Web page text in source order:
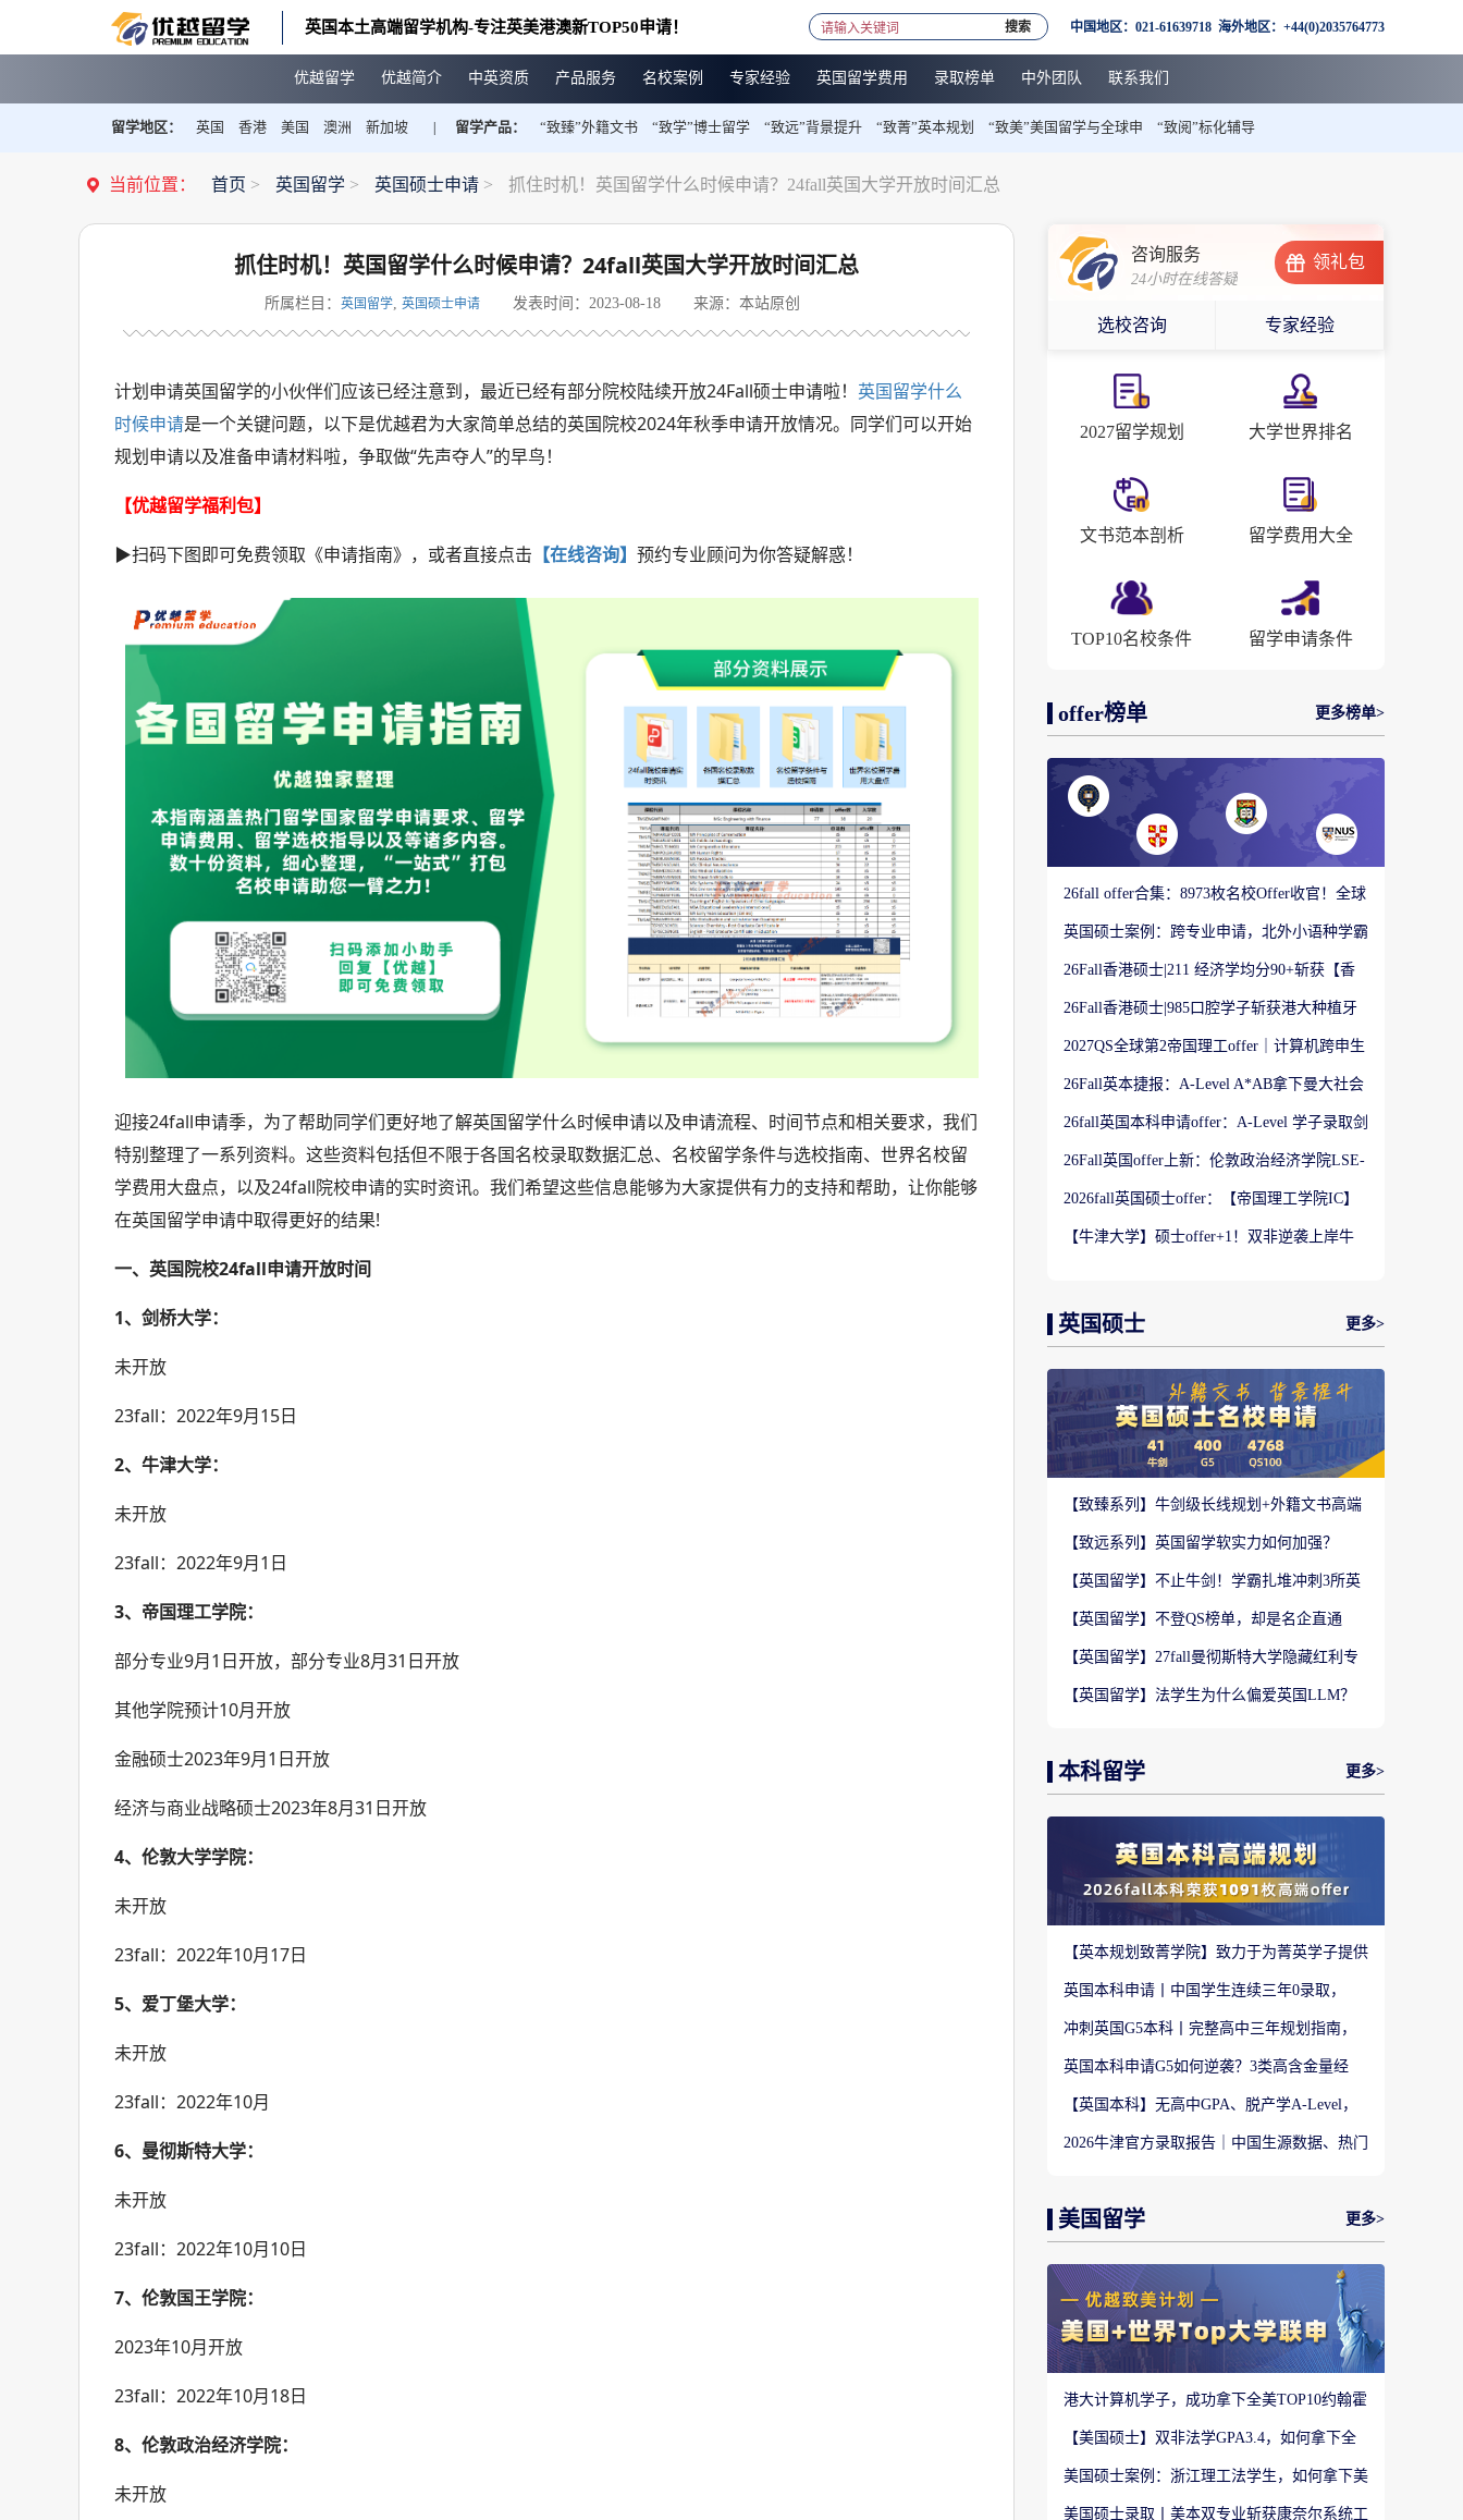
英国本土高端留学机构-专注英美港澳新TOP50申请！ 中国地区：021-61639718 海外地区：+44(0)2035764773
搜索
优越留学 优越简介 中英资质 产品服务 名校案例 专家经验 英国留学费用 录取榜单 中外团队 联系我们
留学地区： 英国 香港 美国 澳洲 新加坡 留学产品： “致臻”外籍文书 “致学”博士留学 “致远”背景提升 “致菁”英本规划 “致美”美国留学与全球申 “致阅”标化辅导
当前位置： 首页 > 英国留学 > 英国硕士申请 > 抓住时机！英国留学什么时候申请？24fall英国大学开放时间汇总
抓住时机！英国留学什么时候申请？24fall英国大学开放时间汇总
所属栏目： 英国留学, 英国硕士申请 发表时间：2023-08-18 来源：本站原创
计划申请英国留学的小伙伴们应该已经注意到，最近已经有部分院校陆续开放24Fall硕士申请啦！ 英国留学什么
时候申请是一个关键问题，以下是优越君为大家简单总结的英国院校2024年秋季申请开放情况。同学们可以开始
规划申请以及准备申请材料啦，争取做“先声夺人”的早鸟！
【优越留学福利包】
▶扫码下图即可免费领取《申请指南》，或者直接点击 【在线咨询】预约专业顾问为你答疑解惑！
迎接24fall申请季，为了帮助同学们更好地了解英国留学什么时候申请以及申请流程、时间节点和相关要求，我们
特别整理了一系列资料。这些资料包括但不限于各国名校录取数据汇总、名校留学条件与选校指南、世界名校留
学费用大盘点，以及24fall院校申请的实时资讯。我们希望这些信息能够为大家提供有力的支持和帮助，让你能够
在英国留学申请中取得更好的结果!
一、英国院校24fall申请开放时间
1、剑桥大学：
未开放
23fall：2022年9月15日
2、牛津大学：
未开放
23fall：2022年9月1日
3、帝国理工学院：
部分专业9月1日开放，部分专业8月31日开放
其他学院预计10月开放
金融硕士2023年9月1日开放
经济与商业战略硕士2023年8月31日开放
4、伦敦大学学院：
未开放
23fall：2022年10月17日
5、爱丁堡大学：
未开放
23fall：2022年10月
6、曼彻斯特大学：
未开放
23fall：2022年10月10日
7、伦敦国王学院：
2023年10月开放
23fall：2022年10月18日
8、伦敦政治经济学院：
未开放
咨询服务
24小时在线答疑
选校咨询 专家经验
领礼包
2027留学规划 大学世界排名
文书范本剖析 留学费用大全
TOP10名校条件 留学申请条件
offer榜单 更多榜单>
26fall offer合集：8973枚名校Offer收官！全球
英国硕士案例：跨专业申请，北外小语种学霸
26Fall香港硕士|211 经济学均分90+斩获【香
26Fall香港硕士|985口腔学子斩获港大种植牙
2027QS全球第2帝国理工offer｜计算机跨申生
26Fall英本捷报：A-Level A*AB拿下曼大社会
26fall英国本科申请offer：A-Level 学子录取剑
26Fall英国offer上新：伦敦政治经济学院LSE-
2026fall英国硕士offer：【帝国理工学院IC】
【牛津大学】硕士offer+1！双非逆袭上岸牛
英国硕士 更多>
【致臻系列】牛剑级长线规划+外籍文书高端
【致远系列】英国留学软实力如何加强？
【英国留学】不止牛剑！学霸扎堆冲刺3所英
【英国留学】不登QS榜单，却是名企直通
【英国留学】27fall曼彻斯特大学隐藏红利专
【英国留学】法学生为什么偏爱英国LLM？
本科留学 更多>
【英本规划致菁学院】致力于为菁英学子提供
英国本科申请丨中国学生连续三年0录取，
冲刺英国G5本科丨完整高中三年规划指南，
英国本科申请G5如何逆袭？3类高含金量经
【英国本科】无高中GPA、脱产学A-Level，
2026牛津官方录取报告｜中国生源数据、热门
美国留学 更多>
港大计算机学子，成功拿下全美TOP10约翰霍
【美国硕士】双非法学GPA3.4，如何拿下全
美国硕士案例：浙江理工法学生，如何拿下美
美国硕士录取丨美本双专业斩获康奈尔系统工